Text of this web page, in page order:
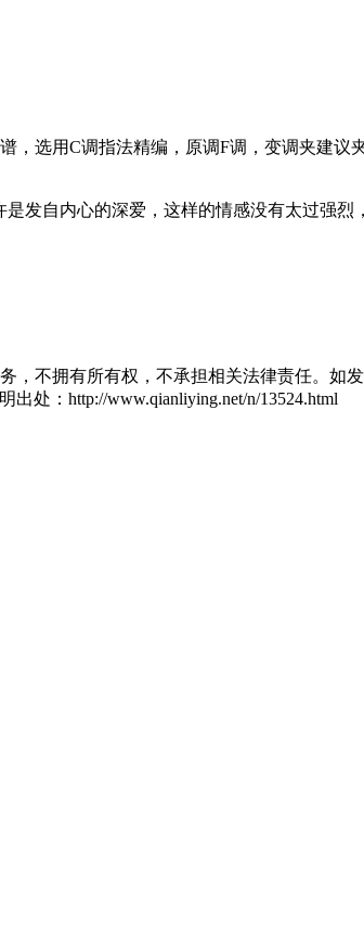
选用C调指法精编，原调F调，变调夹建议
发自内心的深爱，这样的情感没有太过强
不拥有所有权，不承担相关法律责任。如
处：http://www.qianliying.net/n/13524.html